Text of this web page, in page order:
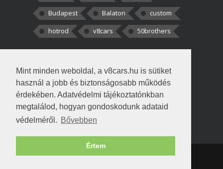
Mint minden weboldal, a v8cars.hu is sütiket
használ a jobb és biztonságosabb működés
érdekében. Adatvédelmi tájékoztatónkban
megtalálod, hogyan gondoskodunk adataid
védelméről. Bővebben
Értem
Budapest
Balaton
custom
hotrod
v8cars 50brothers
kortisz:Elszúrtam! Én csak két
darabbaal számoltam. Nem tudtam, hogy fél autót,
Béke:
!fasza Örültem is nagyon, amikor
Copyright © 1998-2026 v8cars.huT|Szerzői jogok